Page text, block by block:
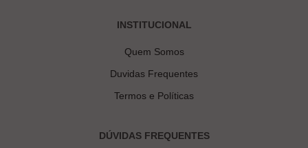
INSTITUCIONAL
Quem Somos
Duvidas Frequentes
Termos e Políticas
DÚVIDAS FREQUENTES